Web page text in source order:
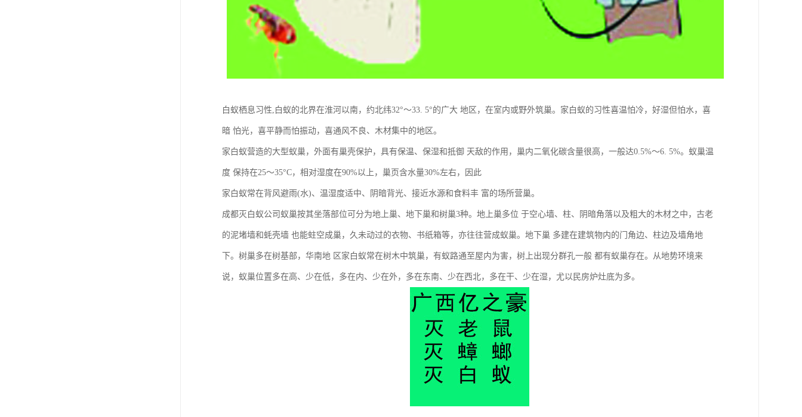
白蚁栖息习性,白蚁的北界在淮河以南，约北纬32°～33. 5°的广大 地区，在室内或野外筑巢。家白蚁的习性喜温怕冷，好湿但怕水，喜
暗 怕光，喜平静而怕振动，喜通风不良、木材集中的地区。
家白蚁营造的大型蚁巢，外面有巢壳保护，具有保温、保湿和抵御 天敌的作用，巢内二氧化碳含量很高，一般达0.5%～6. 5%。蚁巢温
度 保持在25～35°C，相对湿度在90%以上，巢页含水量30%左右，因此
家白蚁常在背风避雨(水)、温湿度适中、阴暗背光、接近水源和食料丰 富的场所营巢。
成都灭白蚁公司蚁巢按其坐落部位可分为地上巢、地下巢和树巢3种。地上巢多位 于空心墙、柱、阴暗角落以及粗大的木材之中，古老
的泥堵墙和蚝壳墙 也能蛀空成巢，久未动过的衣物、书纸箱等，亦往往营成蚁巢。地下巢 多建在建筑物内的门角边、柱边及墙角地
下。树巢多在树基部，华南地 区家白蚁常在树木中筑巢，有蚁路通至屋内为害，树上出现分群孔一般 都有蚁巢存在。从地势环境来
说，蚁巢位置多在高、少在低，多在内、少在外，多在东南、少在西北，多在干、少在湿，尤以民房炉灶底为多。